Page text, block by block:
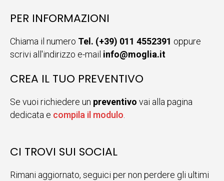
PER INFORMAZIONI
Chiama il numero Tel. (+39) 011 4552391 oppure
scrivi all'indirizzo e-mail info@moglia.it
CREA IL TUO PREVENTIVO
Se vuoi richiedere un preventivo vai alla pagina
dedicata e compila il modulo.
CI TROVI SUI SOCIAL
Rimani aggiornato, seguici per non perdere gli ultimi